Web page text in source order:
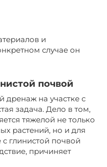
и
случае он
почвой
дренаж на участке с
задача. Дело в том,
тяжелой не только
растений, но и для
глинистой почвой
причиняет